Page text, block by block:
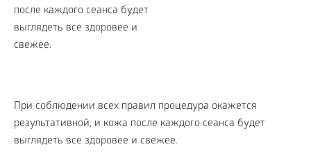
При соблюдении всех правил процедура окажется
результативной, и кожа после каждого сеанса будет
выглядеть все здоровее и свежее.